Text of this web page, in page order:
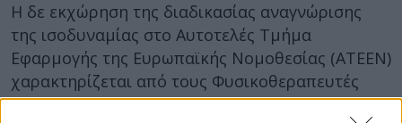
Η δε εκχώρηση της διαδικασίας αναγνώρισης
της ισοδυναμίας στο Αυτοτελές Τμήμα
Εφαρμογής της Ευρωπαϊκής Νομοθεσίας (ΑΤΕΕΝ)
χαρακτηρίζεται από τους Φυσικοθεραπευτές
“χαριστική και επικίνδυνη”